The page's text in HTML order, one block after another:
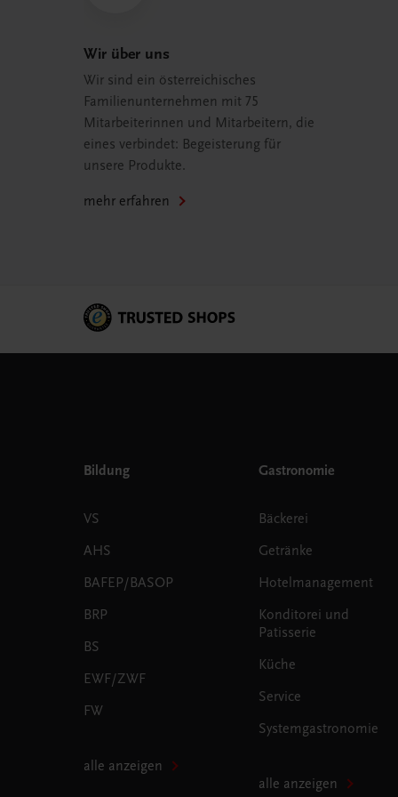
Wir über uns
Wir sind ein österreichisches
Familienunternehmen mit 75
Mitarbeiterinnen und Mitarbeitern, die
eines verbindet: Begeisterung für
unsere Produkte.
mehr erfahren
Bildung
VS
AHS
BAFEP/BASOP
BRP
BS
EWF/ZWF
FW
alle anzeigen
Gastronomie
Bäckerei
Getränke
Hotelmanagement
Konditorei und
Patisserie
Küche
Service
Systemgastronomie
alle anzeigen